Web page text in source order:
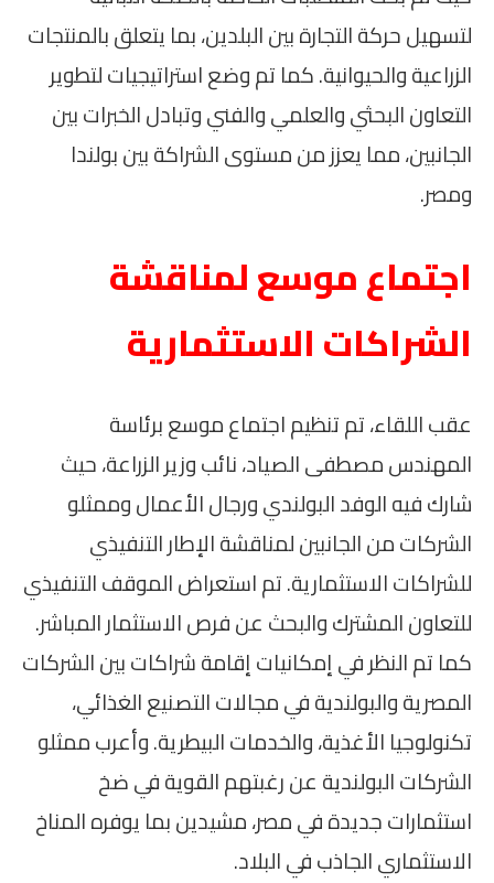
لتسهيل حركة التجارة بين البلدين، بما يتعلق بالمنتجات
الزراعية والحيوانية. كما تم وضع استراتيجيات لتطوير
التعاون البحثي والعلمي والفني وتبادل الخبرات بين
الجانبين، مما يعزز من مستوى الشراكة بين بولندا
ومصر.
اجتماع موسع لمناقشة
الشراكات الاستثمارية
عقب اللقاء، تم تنظيم اجتماع موسع برئاسة
المهندس مصطفى الصياد، نائب وزير الزراعة، حيث
شارك فيه الوفد البولندي ورجال الأعمال وممثلو
الشركات من الجانبين لمناقشة الإطار التنفيذي
للشراكات الاستثمارية. تم استعراض الموقف التنفيذي
للتعاون المشترك والبحث عن فرص الاستثمار المباشر.
كما تم النظر في إمكانيات إقامة شراكات بين الشركات
المصرية والبولندية في مجالات التصنيع الغذائي،
تكنولوجيا الأغذية، والخدمات البيطرية. وأعرب ممثلو
الشركات البولندية عن رغبتهم القوية في ضخ
استثمارات جديدة في مصر، مشيدين بما يوفره المناخ
الاستثماري الجاذب في البلاد.